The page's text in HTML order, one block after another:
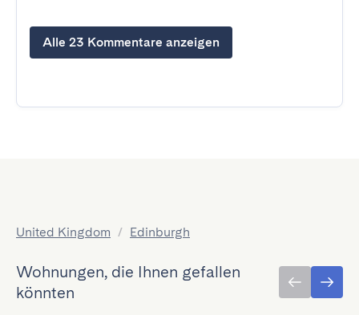
Alle 23 Kommentare anzeigen
United Kingdom / Edinburgh
Wohnungen, die Ihnen gefallen
könnten